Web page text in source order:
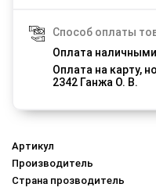
Способ оплаты
Оплата
Оплата на карту,
2342 Ганжа О. В.
Артикул
Производитель
Страна прозводитель